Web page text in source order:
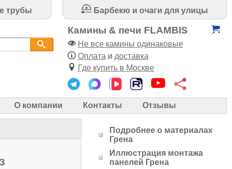
трубы Барбекю и очаги для улицы
Камины & печи FLAMBIS
Не все камины одинаковые
Оплата и доставка
Где купить в Москве
О компании Контакты Отзывы
Подробнее о материалах
Грена
Иллюстрация монтажа
панелей Грена